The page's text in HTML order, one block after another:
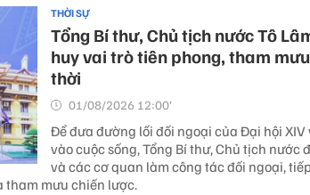
THỜI SỰ
Tổng Bí thư, Chủ tịch nước Tô
huy vai trò tiên phong, tham
thời
01/08/2026 12:00’
Để đưa đường lối đối ngoại của Đại hội
vào cuộc sống, Tổng Bí thư, Chủ tịch
và các cơ quan làm công tác đối ngoại,
tham mưu chiến lược.